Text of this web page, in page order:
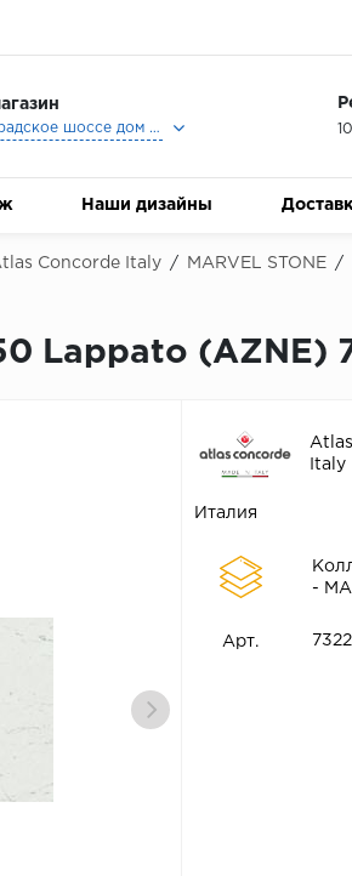
Москва, Ленинградское шоссе дом 25, Торговый Центр Family Room, 2-ой этаж, Магазин Керамический Бум.
Наши дизайны
Concorde Italy / MARVEL STONE /
Lappato (AZNE)
Italy
Италия
-
Арт.